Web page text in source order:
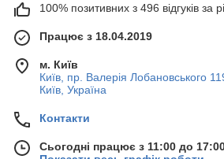
100% позитивних з 496 відгуків за
Працює з 18.04.2019
м. Київ
Київ, пр. Валерія Лобановського
Київ, Україна
Контакти
Сьогодні працює з 11:00 до